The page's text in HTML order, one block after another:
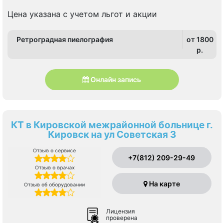
Цена указана с учетом льгот и акции
Ретроградная пиелография
от 1800
p.
Онлайн запись
КТ в Кировской межрайонной больнице г.
Кировск на ул Советская 3
Отзыв о сервисе
Отзыв о врачах
Отзыв об оборудовании
+7(812) 209-29-49
На карте
Лицензия
проверена